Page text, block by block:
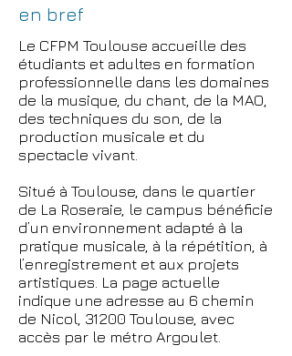
en bref
Le CFPM Toulouse accueille des
étudiants et adultes en formation
professionnelle dans les domaines
de la musique, du chant, de la MAO,
des techniques du son, de la
production musicale et du
spectacle vivant.
Situé à Toulouse, dans le quartier
de La Roseraie, le campus bénéficie
d’un environnement adapté à la
pratique musicale, à la répétition, à
l’enregistrement et aux projets
artistiques. La page actuelle
indique une adresse au 6 chemin
de Nicol, 31200 Toulouse, avec
accès par le métro Argoulet.